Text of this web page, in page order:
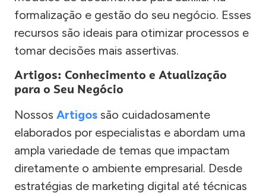
formalização e gestão do seu negócio. Esses
recursos são ideais para otimizar processos e
tomar decisões mais assertivas.
Artigos: Conhecimento e Atualização
para o Seu Negócio
Nossos Artigos são cuidadosamente
elaborados por especialistas e abordam uma
ampla variedade de temas que impactam
diretamente o ambiente empresarial. Desde
estratégias de marketing digital até técnicas